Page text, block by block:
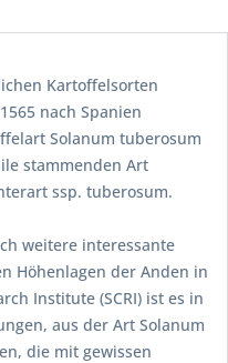
Kartoffelsorten
nach Spanien
Solanum tuberosum
stammenden Art
ssp. tuberosum.
weitere interessante
Höhenlagen der Anden in
Institute (SCRI) ist es in
aus der Art Solanum
die mit gewissen